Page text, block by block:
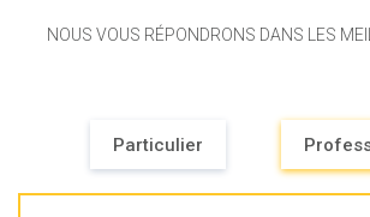
NOUS VOUS RÉPONDRONS DANS LES
Particulier